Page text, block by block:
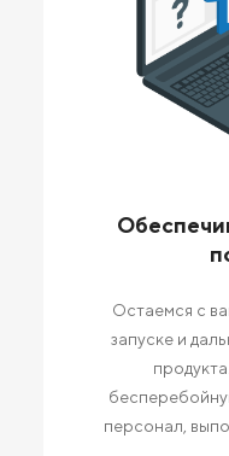
Остаемся с
запуске и
персонал,